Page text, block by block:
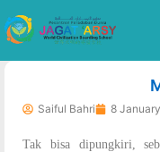
Saiful Bahri 8
Tak bisa dipungkiri,